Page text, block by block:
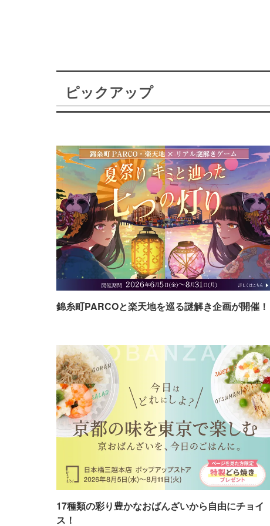
ピックアップ
錦糸町PARCOと楽天地を巡る謎解き企画が開催！
17種類の彩り豊かなおばんざいから自由にチョイ
ス！